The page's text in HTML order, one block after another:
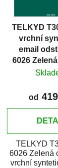
TELKYD
vrchní
email
6026
od
TELKYD
6026 Zelená
vrchní